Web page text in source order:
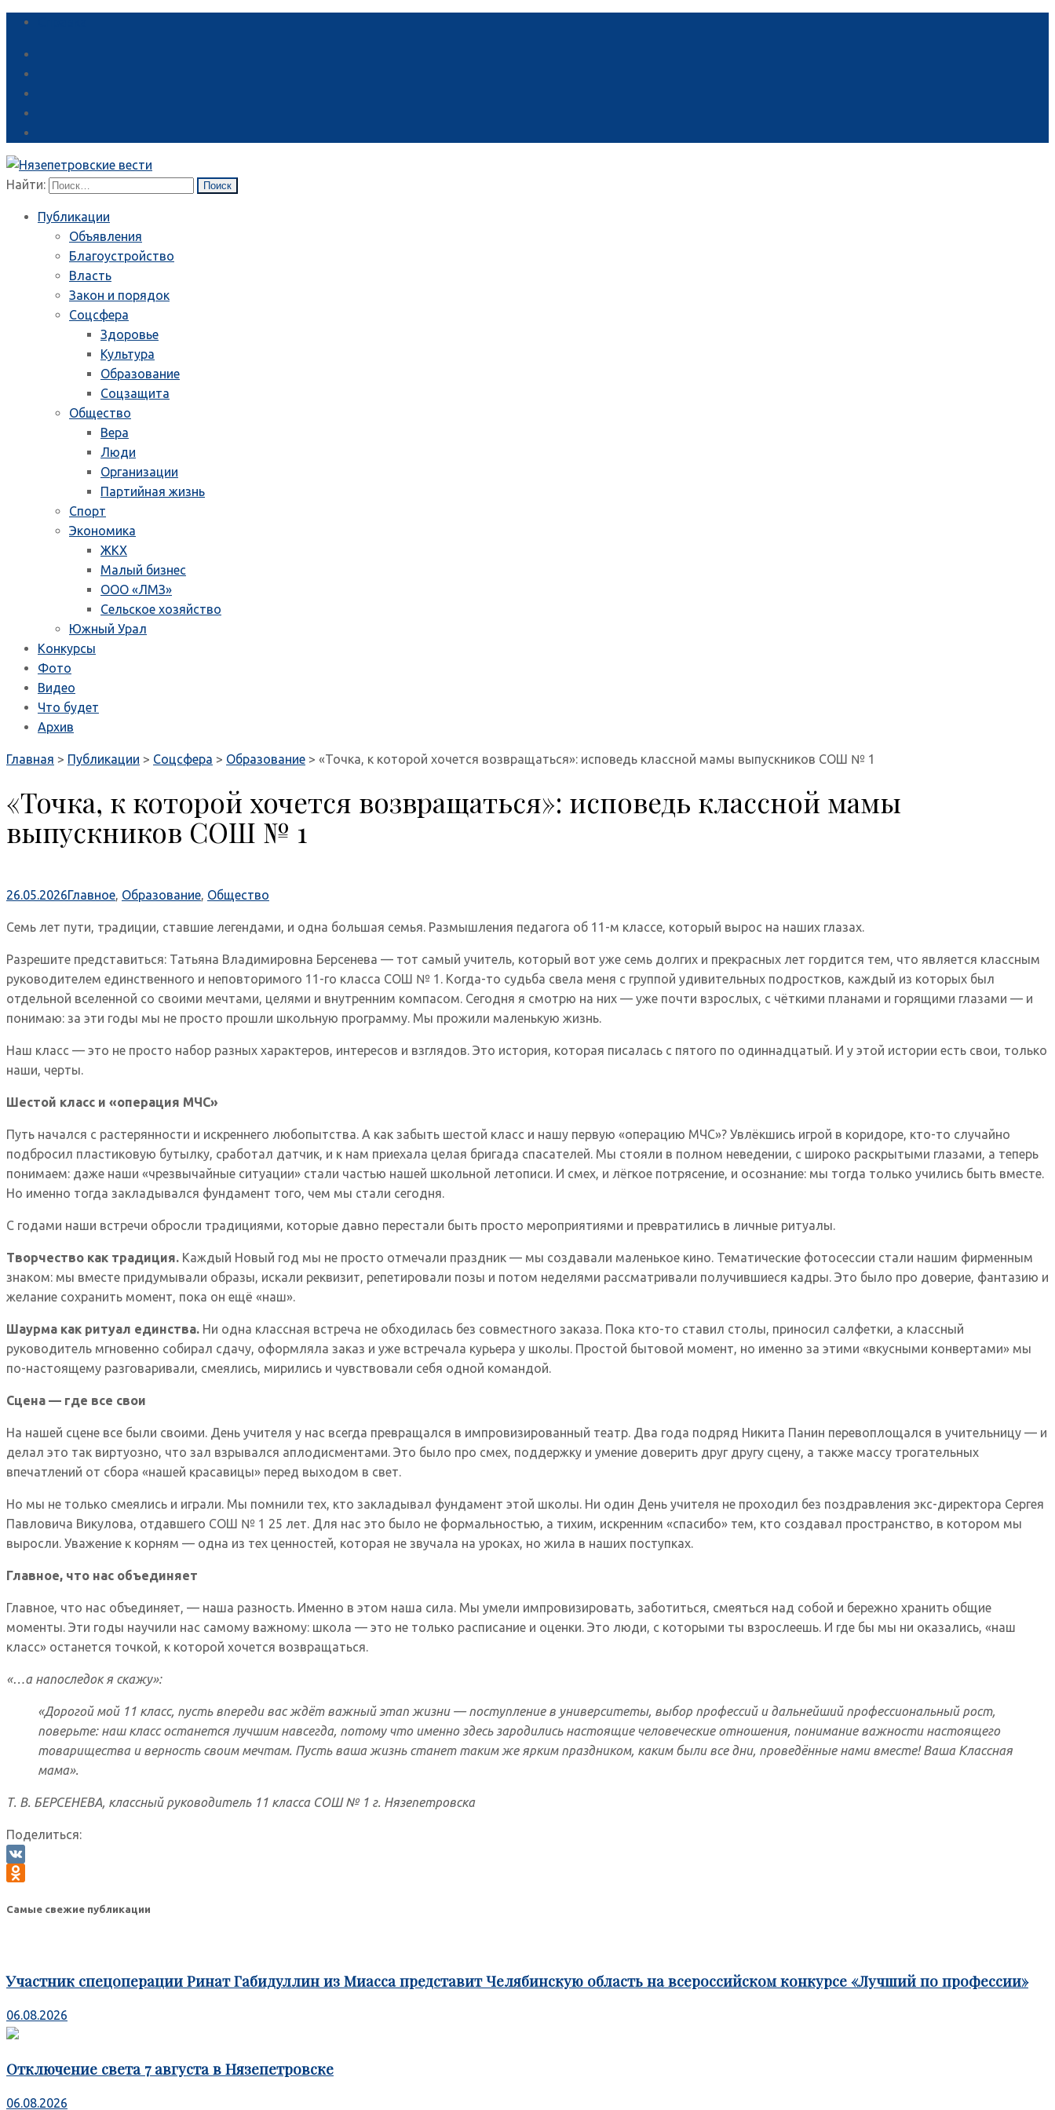
Найти:
Публикации
Объявления
Благоустройство
Власть
Закон и порядок
Соцсфера
Здоровье
Культура
Образование
Соцзащита
Общество
Вера
Люди
Организации
Партийная жизнь
Спорт
Экономика
ЖКХ
Малый бизнес
ООО «ЛМЗ»
Сельское хозяйство
Южный Урал
Конкурсы
Фото
Видео
Что будет
Архив
Главная > Публикации > Соцсфера > Образование > «Точка, к которой хочется возвращаться»: исповедь классной мамы выпускников СОШ № 1
«Точка, к которой хочется возвращаться»: исповедь классной мамы
выпускников СОШ № 1
26.05.2026Главное, Образование, Общество
Семь лет пути, традиции, ставшие легендами, и одна большая семья. Размышления педагога об 11-м классе, который вырос на наших глазах.
Разрешите представиться: Татьяна Владимировна Берсенева — тот самый учитель, который вот уже семь долгих и прекрасных лет гордится тем, что является классным
руководителем единственного и неповторимого 11-го класса СОШ № 1. Когда-то судьба свела меня с группой удивительных подростков, каждый из которых был
отдельной вселенной со своими мечтами, целями и внутренним компасом. Сегодня я смотрю на них — уже почти взрослых, с чёткими планами и горящими глазами — и
понимаю: за эти годы мы не просто прошли школьную программу. Мы прожили маленькую жизнь.
Наш класс — это не просто набор разных характеров, интересов и взглядов. Это история, которая писалась с пятого по одиннадцатый. И у этой истории есть свои, только
наши, черты.
Шестой класс и «операция МЧС»
Путь начался с растерянности и искреннего любопытства. А как забыть шестой класс и нашу первую «операцию МЧС»? Увлёкшись игрой в коридоре, кто-то случайно
подбросил пластиковую бутылку, сработал датчик, и к нам приехала целая бригада спасателей. Мы стояли в полном неведении, с широко раскрытыми глазами, а теперь
понимаем: даже наши «чрезвычайные ситуации» стали частью нашей школьной летописи. И смех, и лёгкое потрясение, и осознание: мы тогда только учились быть вместе.
Но именно тогда закладывался фундамент того, чем мы стали сегодня.
С годами наши встречи обросли традициями, которые давно перестали быть просто мероприятиями и превратились в личные ритуалы.
Творчество как традиция. Каждый Новый год мы не просто отмечали праздник — мы создавали маленькое кино. Тематические фотосессии стали нашим фирменным
знаком: мы вместе придумывали образы, искали реквизит, репетировали позы и потом неделями рассматривали получившиеся кадры. Это было про доверие, фантазию и
желание сохранить момент, пока он ещё «наш».
Шаурма как ритуал единства. Ни одна классная встреча не обходилась без совместного заказа. Пока кто-то ставил столы, приносил салфетки, а классный
руководитель мгновенно собирал сдачу, оформляла заказ и уже встречала курьера у школы. Простой бытовой момент, но именно за этими «вкусными конвертами» мы
по-настоящему разговаривали, смеялись, мирились и чувствовали себя одной командой.
Сцена — где все свои
На нашей сцене все были своими. День учителя у нас всегда превращался в импровизированный театр. Два года подряд Никита Панин перевоплощался в учительницу — и
делал это так виртуозно, что зал взрывался аплодисментами. Это было про смех, поддержку и умение доверить друг другу сцену, а также массу трогательных
впечатлений от сбора «нашей красавицы» перед выходом в свет.
Но мы не только смеялись и играли. Мы помнили тех, кто закладывал фундамент этой школы. Ни один День учителя не проходил без поздравления экс-директора Сергея
Павловича Викулова, отдавшего СОШ № 1 25 лет. Для нас это было не формальностью, а тихим, искренним «спасибо» тем, кто создавал пространство, в котором мы
выросли. Уважение к корням — одна из тех ценностей, которая не звучала на уроках, но жила в наших поступках.
Главное, что нас объединяет
Главное, что нас объединяет, — наша разность. Именно в этом наша сила. Мы умели импровизировать, заботиться, смеяться над собой и бережно хранить общие
моменты. Эти годы научили нас самому важному: школа — это не только расписание и оценки. Это люди, с которыми ты взрослеешь. И где бы мы ни оказались, «наш
класс» останется точкой, к которой хочется возвращаться.
«…а напоследок я скажу»:
«Дорогой мой 11 класс, пусть впереди вас ждёт важный этап жизни — поступление в университеты, выбор профессий и дальнейший профессиональный рост,
поверьте: наш класс останется лучшим навсегда, потому что именно здесь зародились настоящие человеческие отношения, понимание важности настоящего
товарищества и верность своим мечтам. Пусть ваша жизнь станет таким же ярким праздником, каким были все дни, проведённые нами вместе! Ваша Классная
мама».
Т. В. БЕРСЕНЕВА, классный руководитель 11 класса СОШ № 1 г. Нязепетровска
Поделиться:
VK
Самые свежие публикации
Участник спецоперации Ринат Габидуллин из Миасса представит Челябинскую область на всероссийском конкурсе «Лучший по профессии»
06.08.2026
Отключение света 7 августа в Нязепетровске
06.08.2026